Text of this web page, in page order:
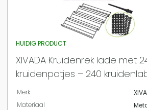
HUIDIG PRODUCT
XIVADA Kruidenrek lade met
kruidenpotjes – 240
Merk
Materiaal